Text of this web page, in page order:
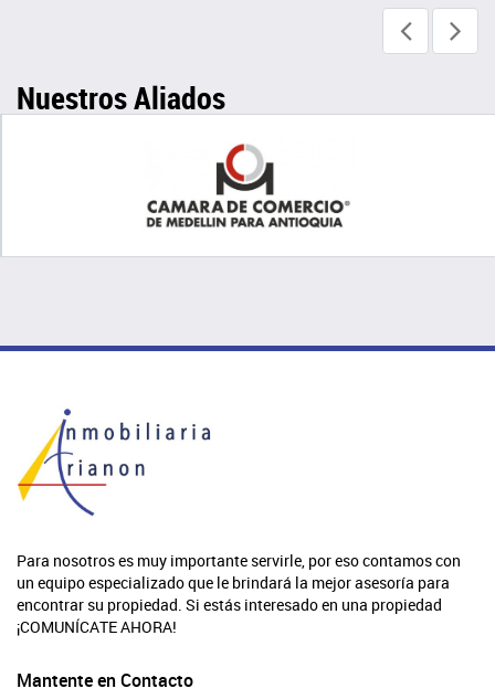
Nuestros Aliados
Para nosotros es muy importante servirle, por eso contamos con
un equipo especializado que le brindará la mejor asesoría para
encontrar su propiedad. Si estás interesado en una propiedad
¡COMUNÍCATE AHORA!
Mantente en Contacto